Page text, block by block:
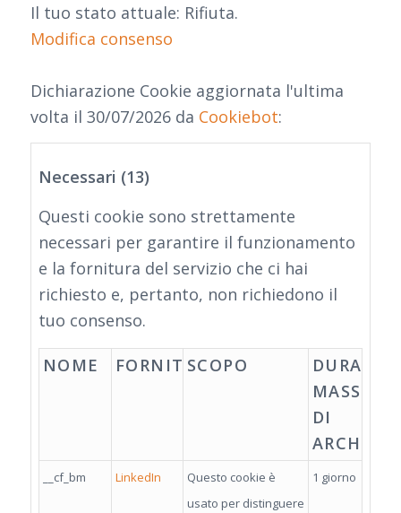
Il tuo stato attuale: Rifiuta.
Modifica consenso
Dichiarazione Cookie aggiornata l'ultima
volta il 30/07/2026 da Cookiebot:
Necessari (13)
Questi cookie sono strettamente
necessari per garantire il funzionamento
e la fornitura del servizio che ci hai
richiesto e, pertanto, non richiedono il
tuo consenso.
NOME FORNITORE
SCOPO
DURATA
MASSIMA
DI
__cf_bm LinkedIn
Questo cookie è
usato per distinguere
1 giorno